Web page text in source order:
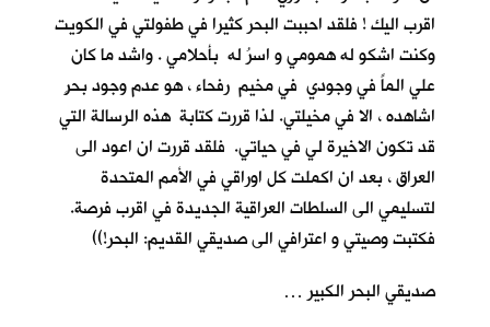
اقرب اليك ! فلقد احببت البحر كثيرا في طفولتي في الكويت
وكنت اشكو له همومي و اسرُ له بأحلامي . واشد ما كان
علي الماً في وجودي في مخيم رفحاء ، هو عدم وجود بحرٍ
اشاهده ، الا في مخيلتي. لذا قررت كتابة هذه الرسالة التي
قد تكون الاخيرة لي في حياتي. فلقد قررت ان اعود الى
العراق ، بعد ان اكملت كل اوراقي في الأمم المتحدة
لتسليمي الى السلطات العراقية الجديدة في اقرب فرصة.
فكتبت وصيتي و اعترافي الى صديقي القديم: البحر!))
صديقي البحر الكبير …